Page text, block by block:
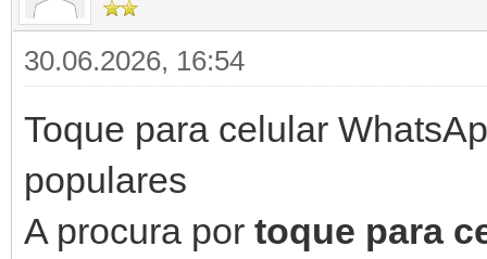
30.06.2026, 16:54
Toque para celular
populares
A procura por toque para